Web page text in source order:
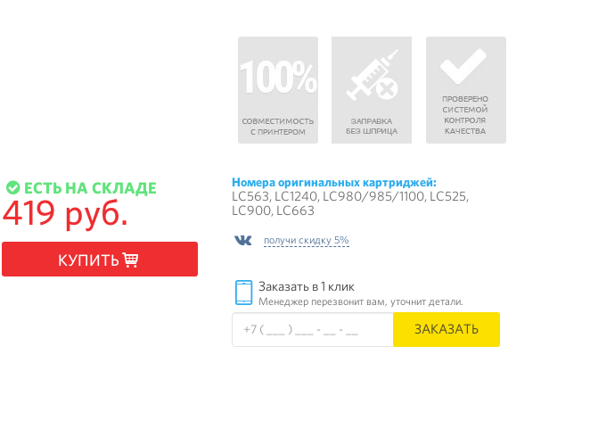
ЕСТЬ НА СКЛАДЕ
419 руб.
КУПИТЬ
Номера оригинальных картриджей:
LC563, LC1240, LC980/985/1100, LC525,
LC900, LC663
получи скидку 5%
Заказать в 1 клик
Менеджер перезвонит вам, уточнит детали.
ЗАКАЗАТЬ